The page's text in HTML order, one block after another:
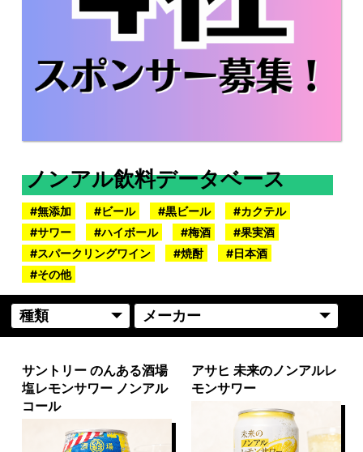
ノンアル飲料データベース
無添加 ビール 黒ビール
カクテル
サワー
ハイボール 梅酒
果実酒
スパークリングワイン
焼酎
日本酒
その他
サントリー のんある酒場
塩レモンサワー ノンアル
コール
アサヒ 未来のノンアルレ
モンサワー